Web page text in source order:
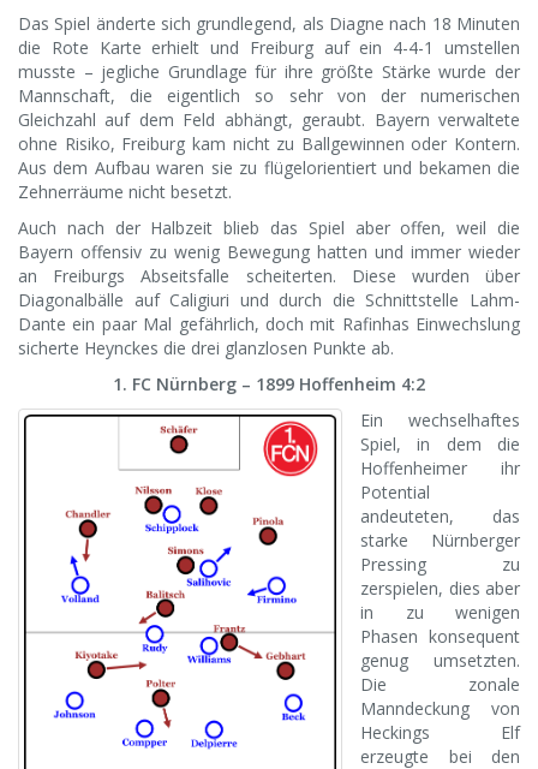
Das Spiel änderte sich grundlegend, als Diagne nach 18 Minuten
die Rote Karte erhielt und Freiburg auf ein 4-4-1 umstellen
musste – jegliche Grundlage für ihre größte Stärke wurde der
Mannschaft, die eigentlich so sehr von der numerischen
Gleichzahl auf dem Feld abhängt, geraubt. Bayern verwaltete
ohne Risiko, Freiburg kam nicht zu Ballgewinnen oder Kontern.
Aus dem Aufbau waren sie zu flügelorientiert und bekamen die
Zehnerräume nicht besetzt.
Auch nach der Halbzeit blieb das Spiel aber offen, weil die
Bayern offensiv zu wenig Bewegung hatten und immer wieder
an Freiburgs Abseitsfalle scheiterten. Diese wurden über
Diagonalbälle auf Caligiuri und durch die Schnittstelle Lahm-
Dante ein paar Mal gefährlich, doch mit Rafinhas Einwechslung
sicherte Heynckes die drei glanzlosen Punkte ab.
1. FC Nürnberg – 1899 Hoffenheim 4:2
Ein wechselhaftes
Spiel, in dem die
Hoffenheimer ihr
Potential
andeuteten, das
starke Nürnberger
Pressing zu
zerspielen, dies aber
in zu wenigen
Phasen konsequent
genug umsetzten.
Die zonale
Manndeckung von
Heckings Elf
erzeugte bei den